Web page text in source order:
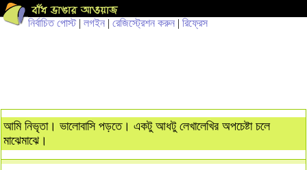
নির্বাচিত পোস্ট| লগইন | রেজিস্ট্রেশন করুন | রিফ্রেস
আমি নিভৃতা। ভালোবাসি পড়তে। একটু আধটু লেখালেখির অপচেষ্টা চলে
মাঝেমাঝে।